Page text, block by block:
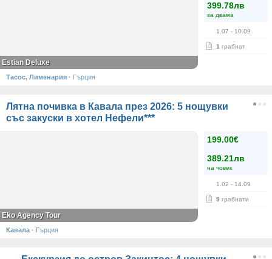
399.78лв
за двама
1.07 - 10.09
1 грабнат
Estian Deluxe
Тасос, Лименария · Гърция
Лятна почивка в Кавала през 2026: 5 нощувки
със закуски в хотел Нефели***
199.00€
389.21лв
на човек
1.02 - 14.09
9 грабнати
Eko Agency Tour
Кавала · Гърция